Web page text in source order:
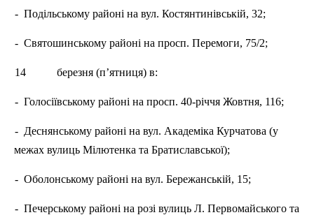
- Подільському районі на вул. Костянтинівській, 32;
- Святошинському районі на просп. Перемоги, 75/2;
14 березня (п’ятниця) в:
- Голосіївському районі на просп. 40-річчя Жовтня, 116;
- Деснянському районі на вул. Академіка Курчатова (у
межах вулиць Мілютенка та Братиславської);
- Оболонському районі на вул. Бережанській, 15;
- Печерському районі на розі вулиць Л. Первомайського та